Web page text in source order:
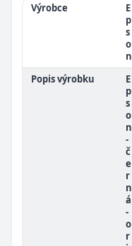
Výrobce
E
p
s
o
n
Popis výrobku
E
p
s
o
n
-
č
e
r
n
á
-
o
r